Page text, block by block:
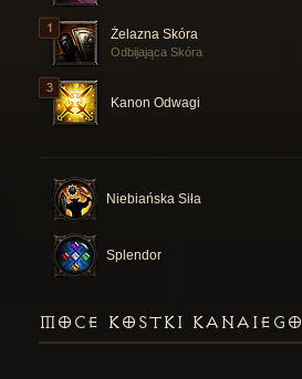
Żelazna Skóra
Odbijająca Skóra
Kanon Odwagi
Niebiańska Siła
Splendor
MOCE KOSTKI KANAIEGO